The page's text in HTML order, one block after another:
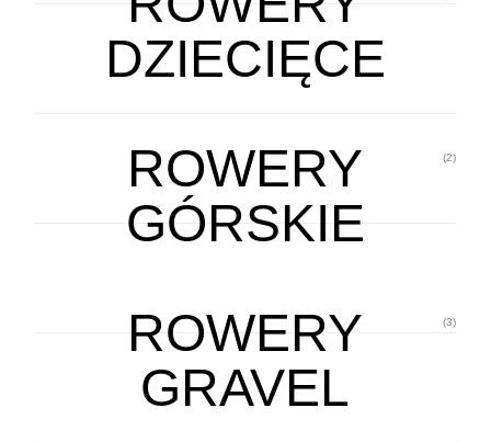
DZIECIĘCE
ROWERY
GÓRSKIE
(2)
ROWERY
GRAVEL
(3)